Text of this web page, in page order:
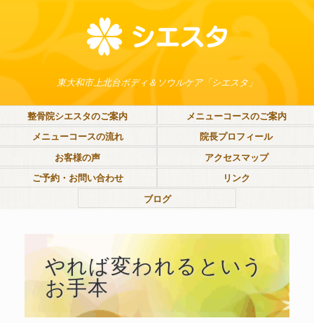
東大和市上北台ボディ＆ソウルケア「シエスタ」
整骨院シエスタのご案内
メニューコースのご案内
メニューコースの流れ
院長プロフィール
お客様の声
アクセスマップ
ご予約・お問い合わせ
リンク
ブログ
やれば変われるという
お手本